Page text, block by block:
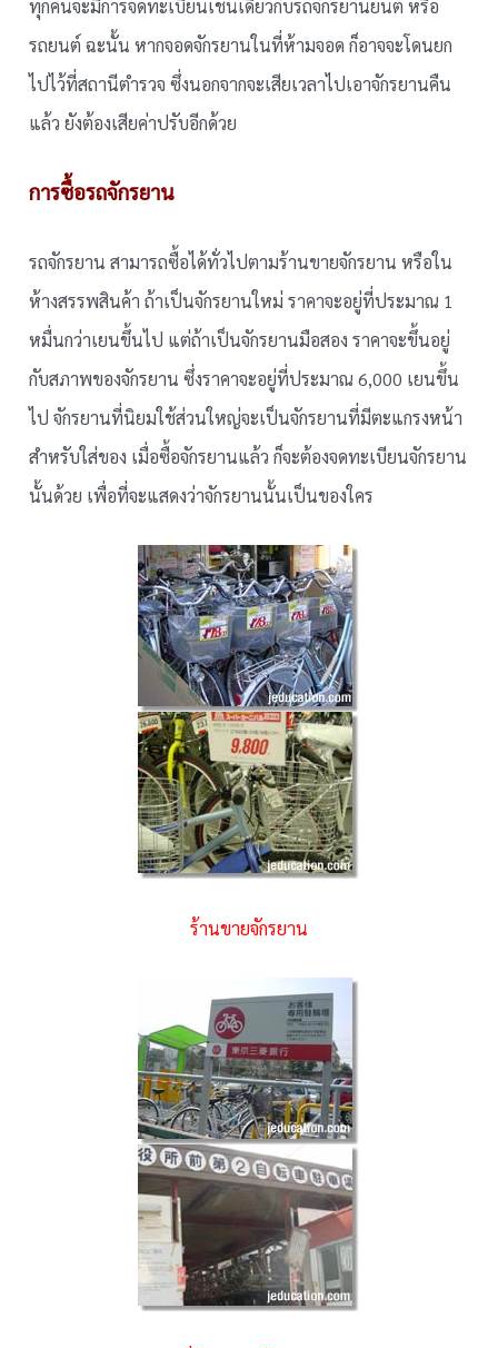
ทุกคันจะมีการจดทะเบียนเ่ช่นเดียวกับรถจักรยานยนต์ หรือ
รถยนต์ ฉะนั้น หากจอดจักรยานในที่ห้ามจอด ก็อาจจะโดนยก
ไปไว้ที่สถานีตำรวจ ซึ่งนอกจากจะเสียเวลาไปเอาจักรยานคืน
แล้ว ยังต้องเสียค่าปรับอีกด้วย
การซื้อรถจักรยาน
รถจักรยาน สามารถซื้อได้ทั่วไปตามร้านขายจักรยาน หรือใน
ห้างสรรพสินค้า ถ้าเป็นจักรยานใหม่ ราคาจะอยู่ที่ประมาณ 1
หมื่นกว่าเยนขึ้นไป แต่ถ้าเป็นจักรยานมือสอง ราคาจะขึ้นอยู่
กับสภาพของจักรยาน ซึ่งราคาจะอยู่ที่ประมาณ 6,000 เยนขึ้น
ไป จักรยานที่นิยมใช้ส่วนใหญ่จะเป็นจักรยานที่มีตะแกรงหน้า
สำหรับใส่ของ เมื่อซื้อจักรยานแล้ว ก็จะต้องจดทะเบียนจักรยาน
นั้นด้วย เพื่อที่จะแสดงว่าจักรยานนั้นเป็นของใคร
ร้านขายจักรยาน